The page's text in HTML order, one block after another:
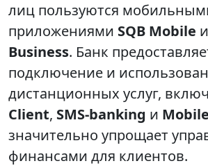
лиц пользуются
приложениями SQB Mobile и
Business. Банк
подключение и
дистанционных услуг,
Client, SMS-banking и
значительно упрощает
финансами для клиентов.